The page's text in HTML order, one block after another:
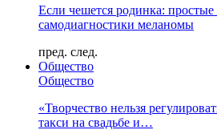
Если чешется родинка: простые
самодиагностики меланомы
пред. след.
Общество
Общество
«Творчество нельзя
такси на свадьбе и…